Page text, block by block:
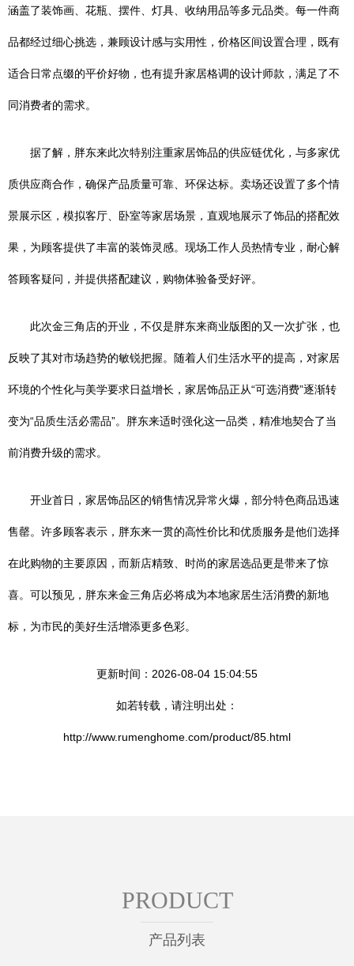
涵盖了装饰画、花瓶、摆件、灯具、收纳用品等多元品类。每一件商
品都经过细心挑选，兼顾设计感与实用性，价格区间设置合理，既有
适合日常点缀的平价好物，也有提升家居格调的设计师款，满足了不
同消费者的需求。
据了解，胖东来此次特别注重家居饰品的供应链优化，与多家优
质供应商合作，确保产品质量可靠、环保达标。卖场还设置了多个情
景展示区，模拟客厅、卧室等家居场景，直观地展示了饰品的搭配效
果，为顾客提供了丰富的装饰灵感。现场工作人员热情专业，耐心解
答顾客疑问，并提供搭配建议，购物体验备受好评。
此次金三角店的开业，不仅是胖东来商业版图的又一次扩张，也
反映了其对市场趋势的敏锐把握。随着人们生活水平的提高，对家居
环境的个性化与美学要求日益增长，家居饰品正从“可选消费”逐渐转
变为“品质生活必需品”。胖东来适时强化这一品类，精准地契合了当
前消费升级的需求。
开业首日，家居饰品区的销售情况异常火爆，部分特色商品迅速
售罄。许多顾客表示，胖东来一贯的高性价比和优质服务是他们选择
在此购物的主要原因，而新店精致、时尚的家居选品更是带来了惊
喜。可以预见，胖东来金三角店必将成为本地家居生活消费的新地
标，为市民的美好生活增添更多色彩。
更新时间：2026-08-04 15:04:55
如若转载，请注明出处：
http://www.rumenghome.com/product/85.html
PRODUCT
产品列表